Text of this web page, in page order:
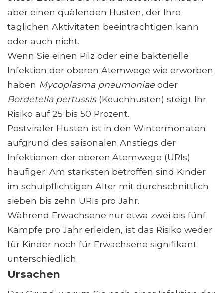
aber einen quälenden Husten, der Ihre
täglichen Aktivitäten beeinträchtigen kann
oder auch nicht.
Wenn Sie einen Pilz oder eine bakterielle
Infektion der oberen Atemwege wie erworben
haben Mycoplasma pneumoniae oder
Bordetella pertussis(Keuchhusten) steigt Ihr
Risiko auf 25 bis 50 Prozent.
Postviraler Husten ist in den Wintermonaten
aufgrund des saisonalen Anstiegs der
Infektionen der oberen Atemwege (URIs)
häufiger. Am stärksten betroffen sind Kinder
im schulpflichtigen Alter mit durchschnittlich
sieben bis zehn URIs pro Jahr.
Während Erwachsene nur etwa zwei bis fünf
Kämpfe pro Jahr erleiden, ist das Risiko weder
für Kinder noch für Erwachsene signifikant
unterschiedlich.
Ursachen